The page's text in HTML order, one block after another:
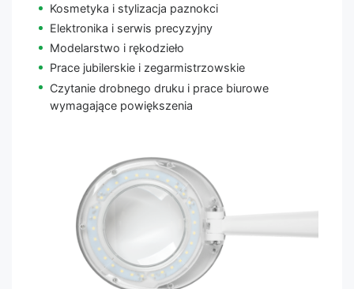
Kosmetyka i stylizacja paznokci
Elektronika i serwis precyzyjny
Modelarstwo i rękodzieło
Prace jubilerskie i zegarmistrzowskie
Czytanie drobnego druku i prace biurowe
wymagające powiększenia